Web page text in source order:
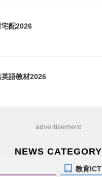
宅配2026
英語教材2026
advertisement
NEWS CATEGORY
教育ICT